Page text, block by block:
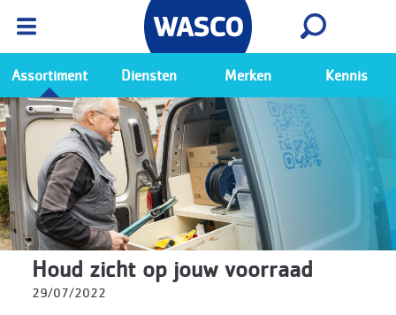
Ga naar de Wasco app
Bekijk
Assortiment Diensten Merken Kennis
Houd zicht op jouw voorraad
29/07/2022